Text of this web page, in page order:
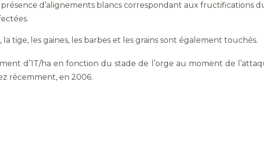
d’alignements blancs correspondant aux fructifications
la tige, les gaines, les barbes et les grains sont également touchés.
d’1T/ha en fonction du stade de l’orge au moment de
récemment, en 2006.